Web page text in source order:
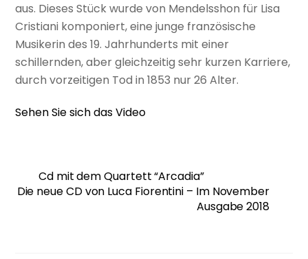
aus. Dieses Stück wurde von Mendelsshon für Lisa
Cristiani komponiert, eine junge französische
Musikerin des 19. Jahrhunderts mit einer
schillernden, aber gleichzeitig sehr kurzen Karriere,
durch vorzeitigen Tod in 1853 nur 26 Alter.
Sehen Sie sich das Video
Cd mit dem Quartett “Arcadia”
Die neue CD von Luca Fiorentini – Im November
Ausgabe 2018